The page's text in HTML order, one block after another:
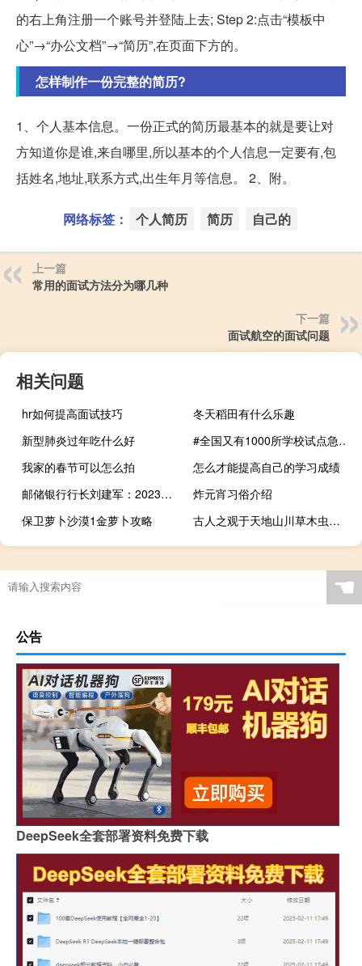
的右上角注册一个账号并登陆上去; Step 2:点击“模板中
心”→“办公文档”→“简历”,在页面下方的。
怎样制作一份完整的简历?
1、个人基本信息。一份正式的简历最基本的就是要让对
方知道你是谁,来自哪里,所以基本的个人信息一定要有,包
括姓名,地址,联系方式,出生年月等信息。 2、附。
网络标签： 个人简历 简历 自己的
上一篇
常用的面试方法分为哪几种
下一篇
面试航空的面试问题
相关问题
hr如何提高面试技巧
冬天稻田有什么乐趣
新型肺炎过年吃什么好
#全国又有1000所学校试点急救教育##鼓励各地将急救教育纳入课程和学分# 到底什么情况嘞
我家的春节可以怎么拍
怎么才能提高自己的学习成绩
邮储银行行长刘建军：2023年取得了一些逆周期的显著变化
炸元宵习俗介绍
保卫萝卜沙漠1金萝卜攻略
古人之观于天地山川草木虫鱼鸟兽往往有得翻译
☚
公告
DeepSeek全套部署资料免费下载